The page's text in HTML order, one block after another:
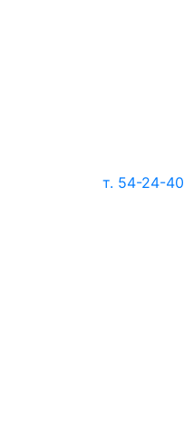
т. 54-24-40